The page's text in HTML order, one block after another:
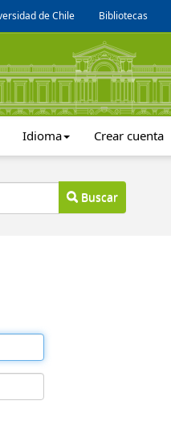
de Chile Bibliotecas
Idioma Crear cuenta
Buscar